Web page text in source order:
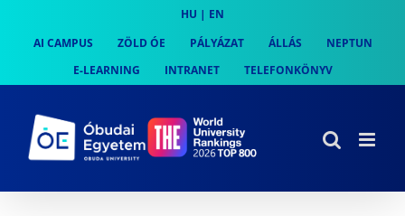
content
HU | EN
AI CAMPUS
ZÖLD ÓE PÁLYÁZAT ÁLLÁS
NEPTUN
E-LEARNING
INTRANET TELEFONKÖNYV